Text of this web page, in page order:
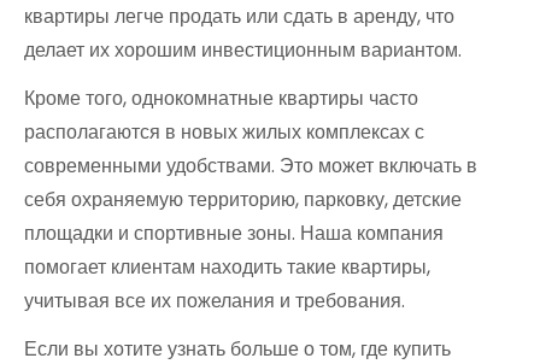
квартиры легче продать или сдать в аренду, что
делает их хорошим инвестиционным вариантом.
Кроме того, однокомнатные квартиры часто
располагаются в новых жилых комплексах с
современными удобствами. Это может включать в
себя охраняемую территорию, парковку, детские
площадки и спортивные зоны. Наша компания
помогает клиентам находить такие квартиры,
учитывая все их пожелания и требования.
Если вы хотите узнать больше о том, где купить